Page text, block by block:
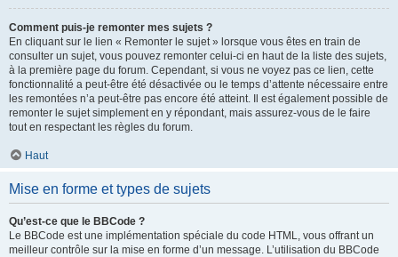
Comment puis-je remonter mes sujets ?
En cliquant sur le lien « Remonter le sujet » lorsque vous êtes en train de
consulter un sujet, vous pouvez remonter celui-ci en haut de la liste des sujets,
à la première page du forum. Cependant, si vous ne voyez pas ce lien, cette
fonctionnalité a peut-être été désactivée ou le temps d’attente nécessaire entre
les remontées n’a peut-être pas encore été atteint. Il est également possible de
remonter le sujet simplement en y répondant, mais assurez-vous de le faire
tout en respectant les règles du forum.
Haut
Mise en forme et types de sujets
Qu’est-ce que le BBCode ?
Le BBCode est une implémentation spéciale du code HTML, vous offrant un
meilleur contrôle sur la mise en forme d’un message. L’utilisation du BBCode